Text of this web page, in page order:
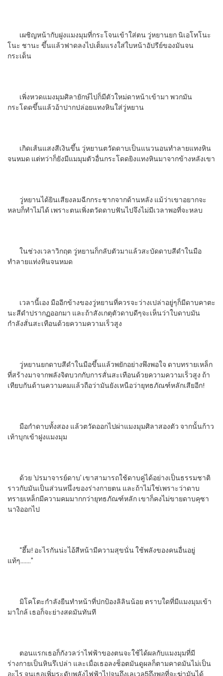
เผชิญหน้ากับฝูงแมงมุมที่กระโจนเข้าใส่ตน วู่หยานยก นิเอโทโนะ
โนะ ชานะ ขึ้นแล้วฟาดลงไปเต็มแรงใส่ใบหน้าอัปรีย์ของมันจน
กระเด็น
เพิ่งหวดแมงมุมศิลายักษ์ไปก็มีตัวใหม่ดาหน้าเข้ามา พวกมัน
กระโดดขึ้นแล้วอ้าปากปล่อยแทงหินใส่วู่หยาน
เกิดเส้นแสงสีเงินขึ้น วู่หยานตวัดดาบเป็นแนวนอนทำลายแทงหิน
จนหมด แต่ทว่าก็ยังมีแมมุมตัวอื่นกระโดดยิงแทงหินมาจากข้างหลังเขา
วู่หยานได้ยินเสียงลมฉีกกระชากจากด้านหลัง แม้ว่าเขาอยากจะ
หลบก็ทำไม่ได้ เพราะตนเพิ่งตวัดดาบฟันไปจึงไม่มีเวลาพอที่จะหลบ
ในช่วงเวลาวิกฤต วู่หยานก็กลับตัวมาแล้วสะบัดดาบสีดำในมือ
ทำลายแท่งหินจนหมด
เวลานี้เอง มืออีกข้างของวู่หยานที่ควรจะว่างเปล่าอยู่ๆก็มีดาบคาตะ
นะสีดำปรากฏออกมา และถ้าสังเกตุตัวดาบดีๆจะเห็นว่าใบดาบมัน
กำลังสั่นสะเทือนด้วยความความเร็วสูง
วู่หยานยกดาบสีดำในมือขึ้นแล้วพยักอย่างพึงพอใจ ดาบทรายเหล็ก
ที่สร้างมาจากพลังจิตบวกกับการสั่นสะเทือนด้วยความความเร็วสูง ถ้า
เทียบกันด้านความคมแล้วถือว่ามันยังเหนือว่ายุทธภัณฑ์หลักเสียอีก!
มือกำดาบทั้งสอง แล้วตวัดออกไปผ่าแมงมุมศิลาสองตัว จากนั้นก้าว
เท้าบุกเข้าฝูงแมงมุม
ด้วย ‘ปรมาจารย์ดาบ’ เขาสามารถใช้ดาบคู่ได้อย่างเป็นธรรมชาติ
ราวกับมันเป็นส่วนหนึ่งของร่างกายตน และถ้าไม่ใช่เพราะว่าดาบ
ทรายเหล็กมีความคมมากกว่ายุทธภัณฑ์หลัก เขาก็คงไม่ขายดาบคุซา
นางิออกไป
“ฮึ้ม! อะไรกันน่ะไอ้สีหน้ามีความสุขนั่น ใช้พลังของคนอื่นอยู่
แท้ๆ…….”
มิโคโตะกำลังยืนทำหน้าที่ปกป้องลิลินน้อย ตราบใดที่มีแมงมุมเข้า
มาใกล้ เธอก็จะย่างสดมันทันที
ตอนแรกเธอก็กังวลว่าไฟฟ้าของตนจะใช้ได้ผลกับแมงมุมที่มี
ร่างกายเป็นหินรึเปล่า และเมื่อเธอลงช็อตมันดูผลก็ตามคาดมันไม่เป็น